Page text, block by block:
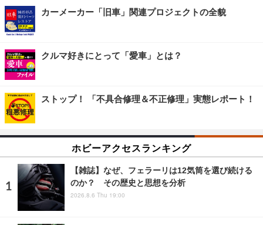
カーメーカー「旧車」関連プロジェクトの全貌
クルマ好きにとって「愛車」とは？
ストップ！ 「不具合修理＆不正修理」実態レポート！
ホビーアクセスランキング
【雑誌】なぜ、フェラーリは12気筒を選び続ける
のか？ その歴史と思想を分析
2026.8.6 Thu 19:00